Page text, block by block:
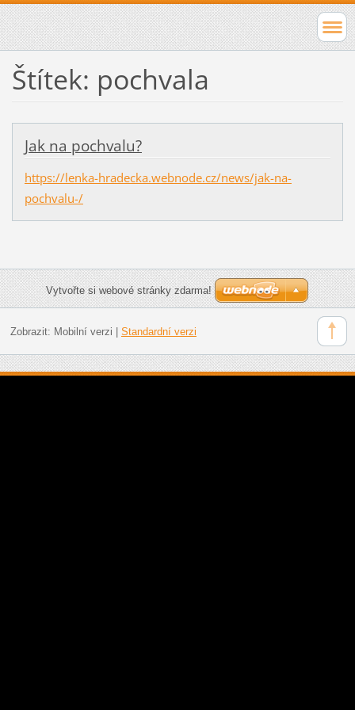
Štítek: pochvala
Jak na pochvalu?
https://lenka-hradecka.webnode.cz/news/jak-na-
pochvalu-/
Vytvořte si webové stránky zdarma!
Zobrazit: Mobilní verzi Standardní verzi